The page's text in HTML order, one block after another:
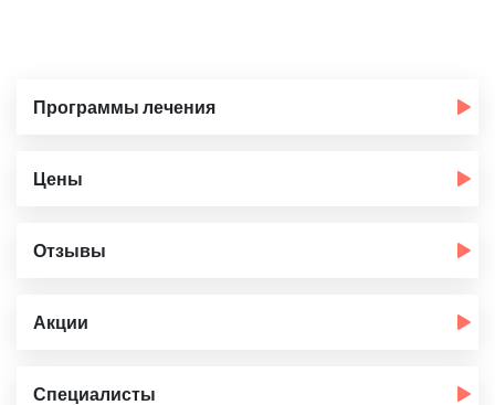
Программы лечения
Цены
Отзывы
Акции
Специалисты